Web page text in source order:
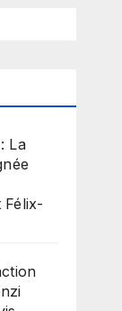
La
Félix-